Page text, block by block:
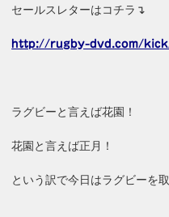
セールスレターはコチラ↴
http://rugby-dvd.com/
ラグビーと言えば花園！
花園と言えば正月！
という訳で今日はラグビーを